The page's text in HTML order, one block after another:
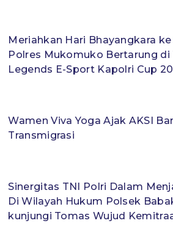
Meriahkan Hari Bhayangkara ke
Polres Mukomuko Bertarung
Legends E-Sport Kapolri Cup
Wamen Viva Yoga Ajak AKSI
Transmigrasi
Sinergitas TNI Polri Dalam
Di Wilayah Hukum Polsek
kunjungi Tomas Wujud